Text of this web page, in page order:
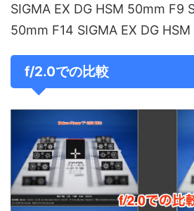
SIGMA EX DG HSM 50mm F9
50mm F14 SIGMA EX DG
f/2.0での比較